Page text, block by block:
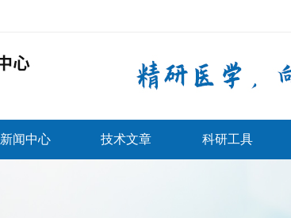
新闻中心 技术文章 科研工具